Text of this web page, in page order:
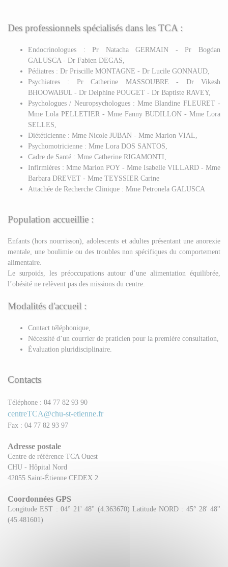
Des professionnels spécialisés dans les TCA :
Endocrinologues : Pr Natacha GERMAIN - Pr Bogdan
GALUSCA - Dr Fabien DEGAS,
Pédiatres : Dr Priscille MONTAGNE - Dr Lucile GONNAUD,
Psychiatres : Pr Catherine MASSOUBRE - Dr Vikesh
BHOOWABUL - Dr Delphine POUGET - Dr Baptiste RAVEY,
Psychologues / Neuropsychologues : Mme Blandine FLEURET -
Mme Lola PELLETIER - Mme Fanny BUDILLON - Mme Lora
SELLES,
Diététicienne : Mme Nicole JUBAN - Mme Marion VIAL,
Psychomotricienne : Mme Lora DOS SANTOS,
Cadre de Santé : Mme Catherine RIGAMONTI,
Infirmières : Mme Marion POY - Mme Isabelle VILLARD - Mme
Barbara DREVET - Mme TEYSSIER Carine
Attachée de Recherche Clinique : Mme Petronela GALUSCA
Population accueillie :
Enfants (hors nourrisson), adolescents et adultes présentant une anorexie
mentale, une boulimie ou des troubles non spécifiques du comportement
alimentaire.
Le surpoids, les préoccupations autour d’une alimentation équilibrée,
l’obésité ne relèvent pas des missions du centre.
Modalités d'accueil :
Contact téléphonique,
Nécessité d’un courrier de praticien pour la première consultation,
Évaluation pluridisciplinaire.
Contacts
Téléphone : 04 77 82 93 90
centreTCA@chu-st-etienne.fr
Fax : 04 77 82 93 97
Adresse postale
Centre de référence TCA Ouest
CHU - Hôpital Nord
42055 Saint-Étienne CEDEX 2
Coordonnées GPS
Longitude EST : 04° 21' 48'' (4.363670) Latitude NORD : 45° 28' 48''
(45.481601)